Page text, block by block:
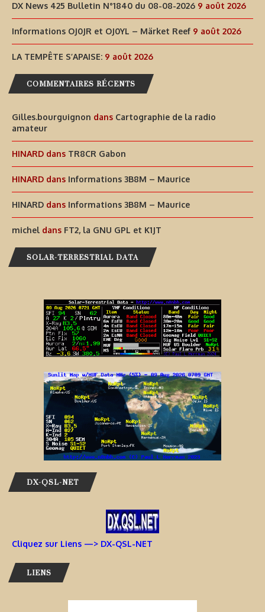
DX News 425 Bulletin N°1840 du 08-08-2026 9 août 2026
Informations OJ0JR et OJ0YL – Märket Reef 9 août 2026
LA TEMPÊTE S’APAISE: 9 août 2026
COMMENTAIRES RÉCENTS
Gilles.bourguignon dans Cartographie de la radio
amateur
HINARD dans TR8CR Gabon
HINARD dans Informations 3B8M – Maurice
HINARD dans Informations 3B8M – Maurice
michel dans FT2, la GNU GPL et K1JT
SOLAR-TERRESTRIAL DATA
DX-QSL-NET
Cliquez sur Liens —> DX-QSL-NET
LIENS